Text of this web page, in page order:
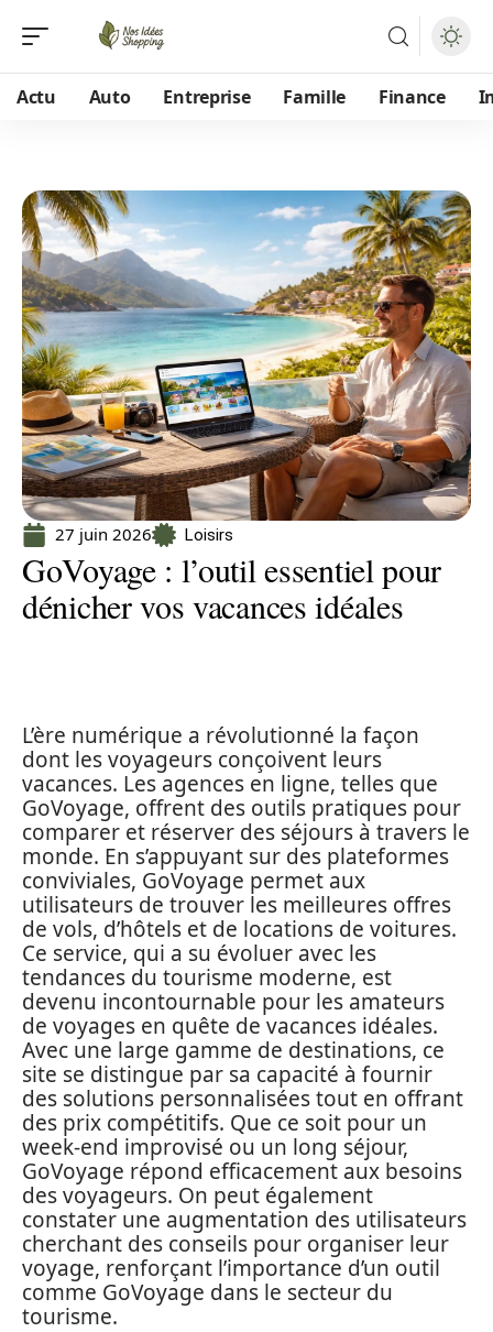
Actu Auto Entreprise Famille Finance
27 juin 2026 Loisirs
GoVoyage : l’outil essentiel pour
dénicher vos vacances idéales
L’ère numérique a révolutionné la façon
dont les voyageurs conçoivent leurs
vacances. Les agences en ligne, telles que
GoVoyage, offrent des outils pratiques pour
comparer et réserver des séjours à travers le
monde. En s’appuyant sur des plateformes
conviviales, GoVoyage permet aux
utilisateurs de trouver les meilleures offres
de vols, d’hôtels et de locations de voitures.
Ce service, qui a su évoluer avec les
tendances du tourisme moderne, est
devenu incontournable pour les amateurs
de voyages en quête de vacances idéales.
Avec une large gamme de destinations, ce
site se distingue par sa capacité à fournir
des solutions personnalisées tout en offrant
des prix compétitifs. Que ce soit pour un
week-end improvisé ou un long séjour,
GoVoyage répond efficacement aux besoins
des voyageurs. On peut également
constater une augmentation des utilisateurs
cherchant des conseils pour organiser leur
voyage, renforçant l’importance d’un outil
comme GoVoyage dans le secteur du
tourisme.